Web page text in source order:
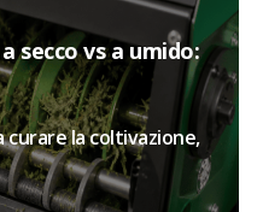
secco vs a umido:
la coltivazione,